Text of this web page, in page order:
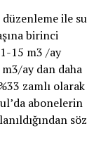
ile su
birinci
15 m3 /ay
ay dan daha
zamlı olarak
abonelerin
söz